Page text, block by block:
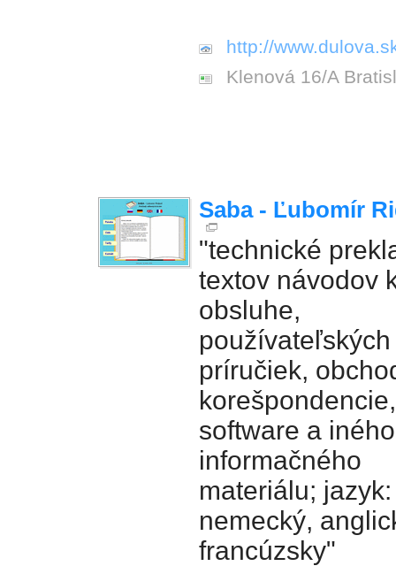
http://
Klenová 16/A
Saba - Ľubomír
"technické
textov návodov
obsluhe,
používateľských
príručiek,
korešpondencie,
software a iného
informačného
materiálu; jazyk:
nemecký,
francúzsky"